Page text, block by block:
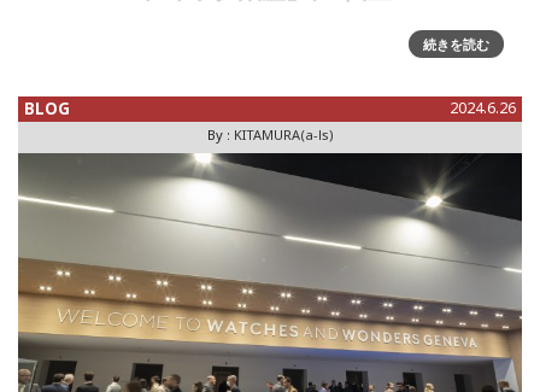
並木通りといえば、有名ブランドのブティックや高級時計販
売店が軒を連ねる日本最大の"時計店通り"であるが、その礎
そのアワーグラス銀座が、同じ並木通りの、番地でいうと銀
座6丁目に移転し、
続きを読む
BLOG 2024.6.26
By : KITAMURA(a-ls)